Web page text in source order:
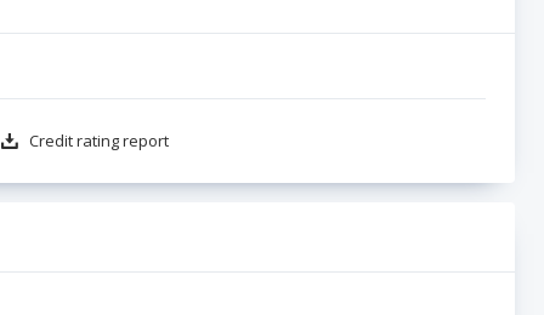
Credit rating report